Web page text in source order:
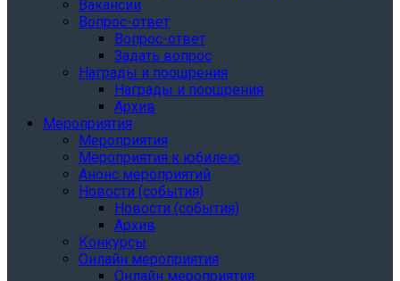
Вакансии
Вопрос-ответ
Вопрос-ответ
Задать вопрос
Награды и поощрения
Награды и поощрения
Архив
Мероприятия
Мероприятия
Мероприятия к юбилею
Анонс мероприятий
Новости (события)
Новости (события)
Архив
Конкурсы
Онлайн мероприятия
Онлайн мероприятия